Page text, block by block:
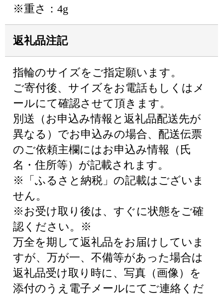
※重さ：4g
返礼品注記
指輪のサイズをご指定願います。
ご寄付後、サイズをお電話もしくはメ
ールにて確認させて頂きます。
別送（お申込み情報と返礼品配送先が
異なる）でお申込みの場合、配送伝票
のご依頼主欄にはお申込み情報（氏
名・住所等）が記載されます。
※「ふるさと納税」の記載はございま
せん。
※お受け取り後は、すぐに状態をご確
認ください。※
万全を期して返礼品をお届けしていま
すが、万が一、不備等があった場合は
返礼品受け取り時に、写真（画像）を
添付のうえ電子メールにてご連絡くだ